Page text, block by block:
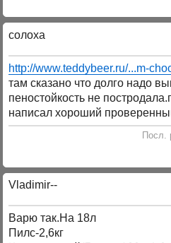
солоха
http://www.teddybeer.ru/...m-
там сказано что долго надо
пеностойкость не
написал хороший
Посл.
Vladimir--
Варю так.На 18л
Пилс-2,6кг